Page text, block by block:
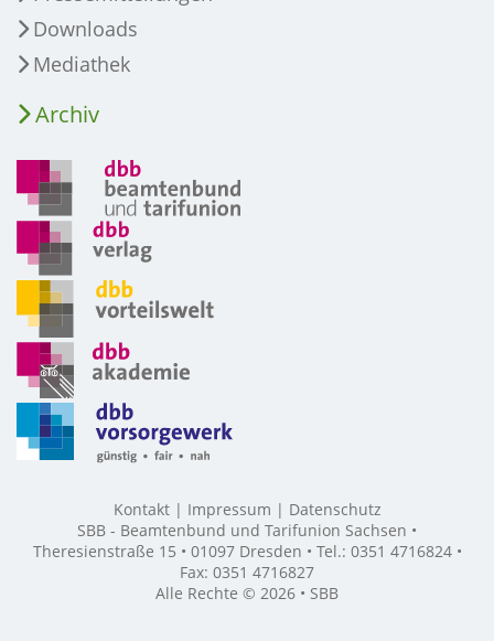
Downloads
Mediathek
Archiv
Kontakt Impressum
Datenschutz
SBB - Beamtenbund und Tarifunion Sachsen •
Theresienstraße 15 • 01097 Dresden • Tel.: 0351 4716824 •
Fax: 0351 4716827
Alle Rechte © 2026 • SBB